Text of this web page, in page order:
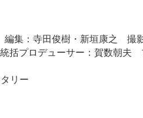
集：寺田俊樹・新垣康之 撮
プロデューサー：賀数朝夫
リー